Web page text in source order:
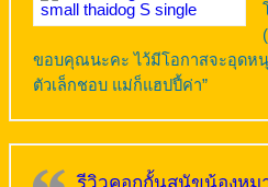
ขอบคุณนะคะ ไว้มีโอกาสจะอุดห
ตัวเล็กชอบ แม่ก็แฮปปี้ค่า”